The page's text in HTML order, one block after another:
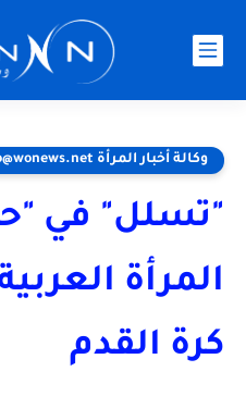
وكالة أخبار المرأة www.wonews.net info@wonews.net
"تسلل" في
المرأة
كرة القدم